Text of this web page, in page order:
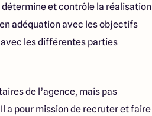
détermine et contrôle la réalisation
adéquation avec les objectifs
avec les différentes parties
de l’agence, mais pas
a pour mission de recruter et faire